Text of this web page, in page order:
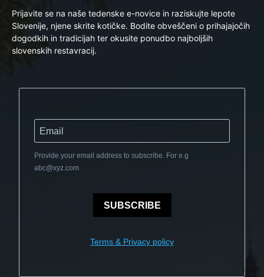
Prijavite se na naše tedenske e-novice in raziskujte lepote
Slovenije, njene skrite kotičke. Bodite obveščeni o prihajajočih
dogodkih in tradicijah ter okusite ponudbo najboljših
slovenskih restavracij.
Provide your email address to subscribe. For e.g
abc@xyz.com
SUBSCRIBE
Terms & Privacy policy